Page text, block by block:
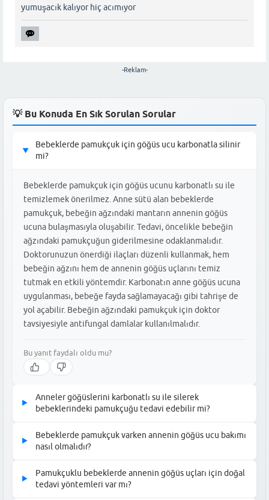
yumuşacık kalıyor hiç acımıyor
-Reklam-
💡 Bu Konuda En Sık Sorulan Sorular
▶
Bebeklerde pamukçuk için göğüs ucu karbonatla silinir
mi?
Bebeklerde pamukçuk için göğüs ucunu karbonatlı su ile
temizlemek önerilmez. Anne sütü alan bebeklerde
pamukçuk, bebeğin ağzındaki mantarın annenin göğüs
ucuna bulaşmasıyla oluşabilir. Tedavi, öncelikle bebeğin
ağzındaki pamukçuğun giderilmesine odaklanmalıdır.
Doktorunuzun önerdiği ilaçları düzenli kullanmak, hem
bebeğin ağzını hem de annenin göğüs uçlarını temiz
tutmak en etkili yöntemdir. Karbonatın anne göğüs ucuna
uygulanması, bebeğe fayda sağlamayacağı gibi tahrişe de
yol açabilir. Bebeğin ağzındaki pamukçuk için doktor
tavsiyesiyle antifungal damlalar kullanılmalıdır.
Bu yanıt faydalı oldu mu?
▶
Anneler göğüslerini karbonatlı su ile silerek
bebeklerindeki pamukçuğu tedavi edebilir mi?
bebeklerindeki pamukçuk tedavisinde doğrudan etkili değildir.
enfeksiyondur. Tedavi, bebeğin ağzındaki enfeksiyonun
giderilmesine yönelik olmalıdır. Annenin göğüs uçları da enfekte
▶
Bebeklerde pamukçuk varken annenin göğüs ucu bakımı
nasıl olmalıdır?
bakımı büyük önem taşır. Öncelikle doktorunuzun önerdiği
▶
Pamukçuklu bebeklerde annenin göğüs uçları için doğal
tedavi yöntemleri var mı?